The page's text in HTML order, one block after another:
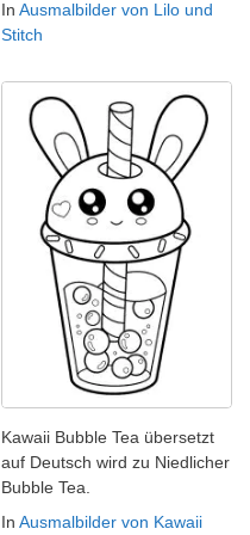
In Ausmalbilder von Lilo und
Stitch
Kawaii Bubble Tea übersetzt
auf Deutsch wird zu Niedlicher
Bubble Tea.
In Ausmalbilder von Kawaii